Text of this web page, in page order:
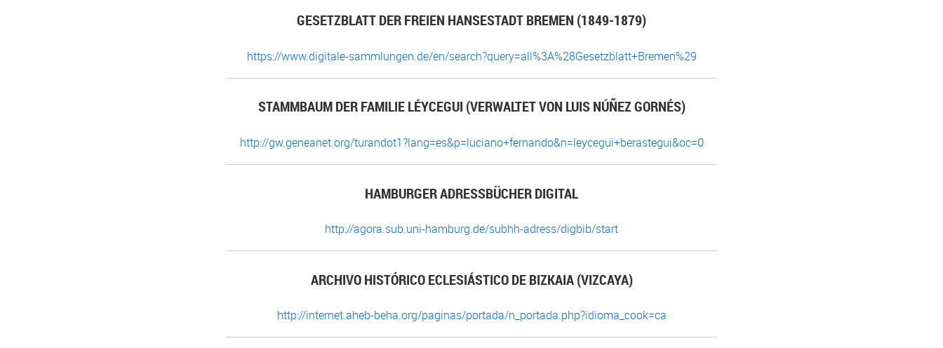
GESETZBLATT DER FREIEN HANSESTADT BREMEN (1849-1879)
https://www.digitale-sammlungen.de/en/search?query=all%3A%28Gesetzblatt+Bremen%29
STAMMBAUM DER FAMILIE LÉYCEGUI (VERWALTET VON LUIS NÚÑEZ GORNÉS)
http://gw.geneanet.org/turandot1?lang=es&p=luciano+fernando&n=leycegui+berastegui&oc=0
HAMBURGER ADRESSBÜCHER DIGITAL
http://agora.sub.uni-hamburg.de/subhh-adress/digbib/start
ARCHIVO HISTÓRICO ECLESIÁSTICO DE BIZKAIA (VIZCAYA)
http://internet.aheb-beha.org/paginas/portada/n_portada.php?idioma_cook=ca